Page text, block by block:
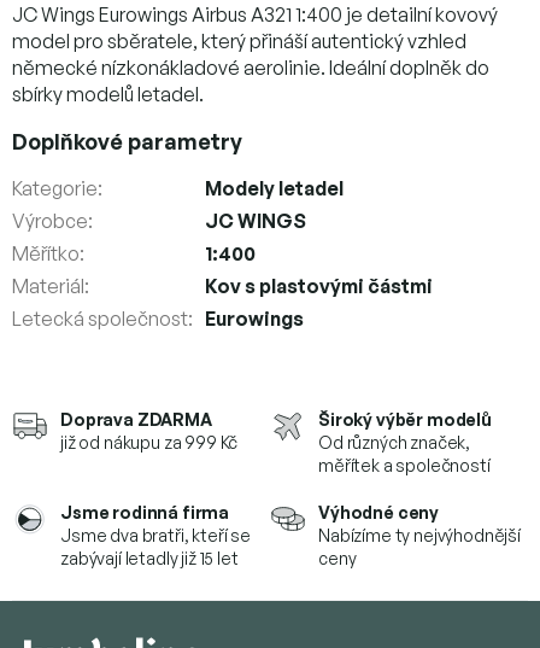
Doprava ZDARMA
již od nákupu za 999 Kč
Široký výběr modelů
Od různých značek,
měřítek a společností
Jsme rodinná firma
Jsme dva bratři, kteří se
zabývají letadly již 15 let
Výhodné ceny
Nabízíme ty nejvýhodnější
ceny
JC Wings Eurowings Airbus A321 1:400 je detailní kovový
model pro sběratele, který přináší autentický vzhled
německé nízkonákladové aerolinie. Ideální doplněk do
sbírky modelů letadel.
Doplňkové parametry
Kategorie:
Modely letadel
Výrobce:
JC WINGS
Měřítko:
1:400
Materiál:
Kov s plastovými částmi
Letecká společnost: Eurowings